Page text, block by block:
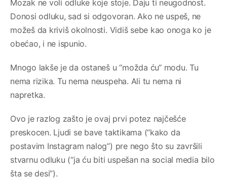
Mozak ne voli odluke koje stoje. Daju ti neugodnost.
Donosi odluku, sad si odgovoran. Ako ne uspeš, ne
možeš da kriviš okolnosti. Vidiš sebe kao onoga ko je
obećao, i ne ispunio.
Mnogo lakše je da ostaneš u “možda ću“ modu. Tu
nema rizika. Tu nema neuspeha. Ali tu nema ni
napretka.
Ovo je razlog zašto je ovaj prvi potez najčešće
preskocen. Ljudi se bave taktikama (“kako da
postavim Instagram nalog”) pre nego što su završili
stvarnu odluku (“ja ću biti uspešan na social media bilo
šta se desi”).